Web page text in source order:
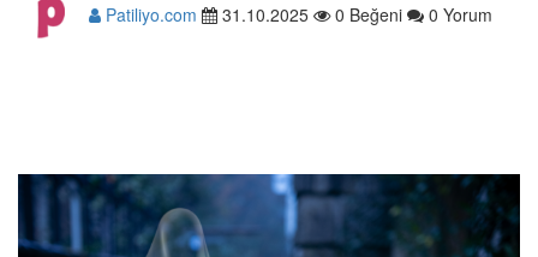
Patiliyo.com 31.10.2025 0 Beğeni 0 Yorum